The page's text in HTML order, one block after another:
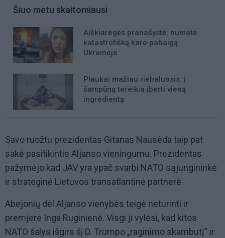
Šiuo metu skaitomiausi
Aiškiaregės pranašystė: numatė
katastrofišką karo pabaigą
Ukrainoje
Plaukai mažiau riebaluosis: į
šampūną tereikia įberti vieną
ingredientą
Savo ruožtu prezidentas Gitanas Nausėda taip pat
sakė pasitikintis Aljanso vieningumu. Prezidentas
pažymėjo kad JAV yra ypač svarbi NATO sąjungininkė
ir strateginė Lietuvos transatlantinė partnerė.
Abejonių dėl Aljanso vienybės teigė neturinti ir
premjerė Inga Ruginienė. Visgi ji vylėsi, kad kitos
NATO šalys išgirs šį D. Trumpo „raginimo skambutį“ ir